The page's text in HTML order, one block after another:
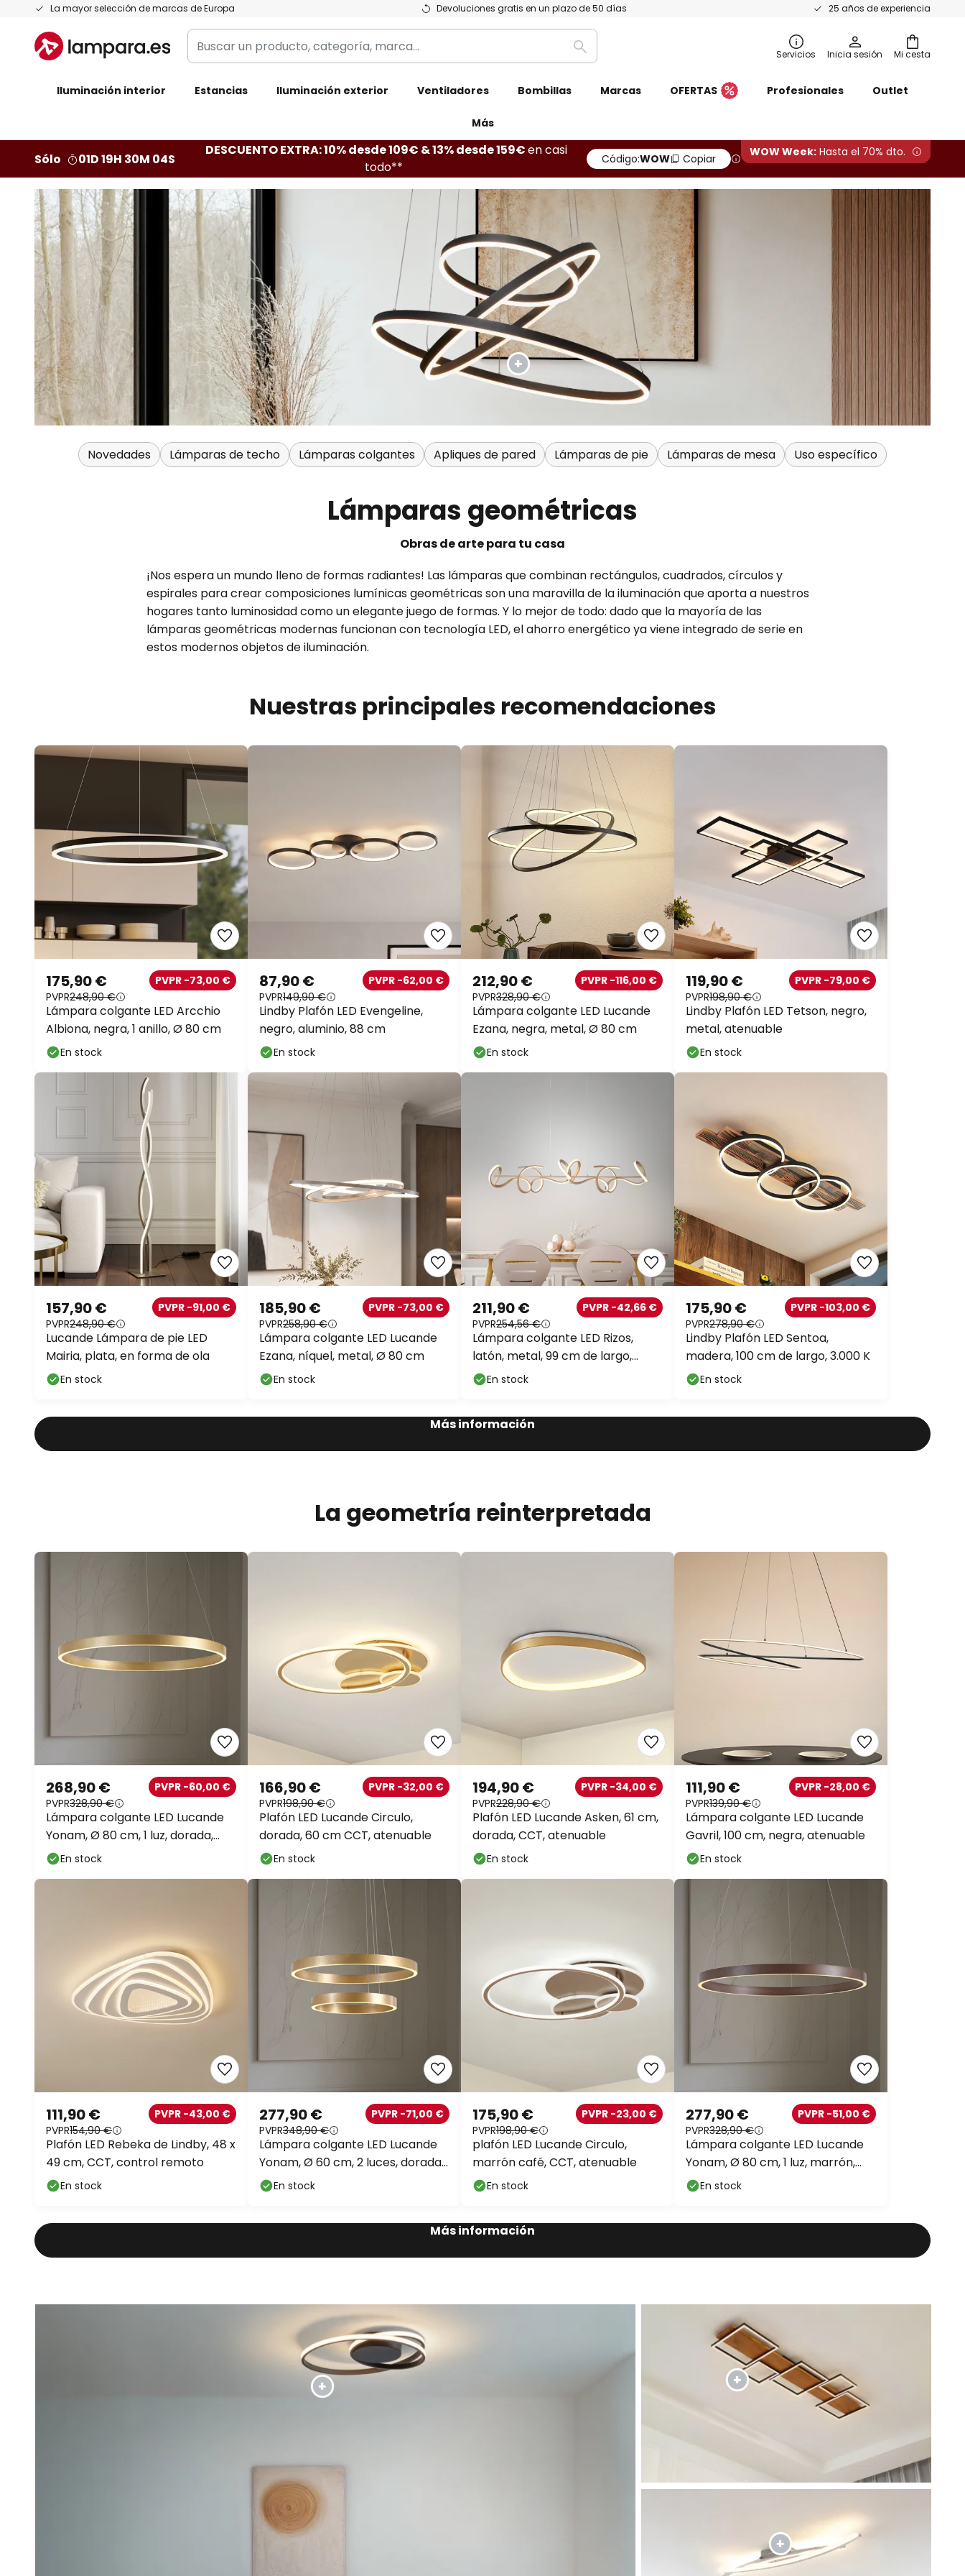
La mayor selección de marcas de Europa Devoluciones gratis en un plazo de 50 días 25 años de experiencia
Ir
contenido
Mi cesta
Buscar
un
categoría,
Buscar Servicios Inicia sesión
Iluminación interior Estancias Iluminación exterior Ventiladores Bombillas Marcas OFERTAS Profesionales Outlet
Más
Sólo 01D 19H 30M 02S
DESCUENTO EXTRA: 10% desde 109€ & 13% desde 159€en casi
todo**
Código:WOW Copiar WOW Week: Hasta el 70% dto.
Novedades Lámparas de techo Lámparas colgantes Apliques de pared Lámparas de pie Lámparas de mesa Uso específico
Lámparas geométricas
Obras de arte para tu casa
¡Nos espera un mundo lleno de formas radiantes! Las lámparas que combinan rectángulos, cuadrados, círculos y
espirales para crear composiciones lumínicas geométricas son una maravilla de la iluminación que aporta a nuestros
hogares tanto luminosidad como un elegante juego de formas. Y lo mejor de todo: dado que la mayoría de las
lámparas geométricas modernas funcionan con tecnología LED, el ahorro energético ya viene integrado de serie en
estos modernos objetos de iluminación.
Nuestras principales recomendaciones
175,90 €
PVPR248,90 €
PVPR -73,00 €
Lámpara colgante LED Arcchio
Albiona, negra, 1 anillo, Ø 80 cm
En stock
87,90 €
PVPR149,90 €
PVPR -62,00 €
Lindby Plafón LED Evengeline,
negro, aluminio, 88 cm
En stock
212,90 €
PVPR328,90 €
PVPR -116,00 €
Lámpara colgante LED Lucande
Ezana, negra, metal, Ø 80 cm
En stock
119,90 €
PVPR198,90 €
PVPR -79,00 €
Lindby Plafón LED Tetson, negro,
metal, atenuable
En stock
157,90 €
PVPR248,90 €
PVPR -91,00 €
Lucande Lámpara de pie LED
Mairia, plata, en forma de ola
En stock
185,90 €
PVPR258,90 €
PVPR -73,00 €
Lámpara colgante LED Lucande
Ezana, níquel, metal, Ø 80 cm
En stock
211,90 €
PVPR254,56 €
PVPR -42,66 €
Lámpara colgante LED Rizos,
latón, metal, 99 cm de largo,
atenuable
En stock
175,90 €
PVPR278,90 €
PVPR -103,00 €
Lindby Plafón LED Sentoa,
madera, 100 cm de largo, 3.000 K
En stock
Más información
La geometría reinterpretada
268,90 €
PVPR328,90 €
PVPR -60,00 €
Lámpara colgante LED Lucande
Yonam, Ø 80 cm, 1 luz, dorada,
CCTEn stock
166,90 €
PVPR198,90 €
PVPR -32,00 €
Plafón LED Lucande Circulo,
dorada, 60 cm CCT, atenuable
En stock
194,90 €
PVPR228,90 €
PVPR -34,00 €
Plafón LED Lucande Asken, 61 cm,
dorada, CCT, atenuable
En stock
111,90 €
PVPR139,90 €
PVPR -28,00 €
Lámpara colgante LED Lucande
Gavril, 100 cm, negra, atenuable
En stock
111,90 €
PVPR154,90 €
PVPR -43,00 €
Plafón LED Rebeka de Lindby, 48 x
49 cm, CCT, control remoto
En stock
277,90 €
PVPR348,90 €
PVPR -71,00 €
Lámpara colgante LED Lucande
Yonam, Ø 60 cm, 2 luces, dorada,
CCTEn stock
175,90 €
PVPR198,90 €
PVPR -23,00 €
plafón LED Lucande Circulo,
marrón café, CCT, atenuable
En stock
277,90 €
PVPR328,90 €
PVPR -51,00 €
Lámpara colgante LED Lucande
Yonam, Ø 80 cm, 1 luz, marrón,
CCTEn stock
Más información